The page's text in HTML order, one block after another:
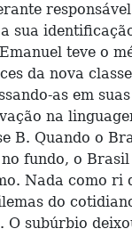
sua
teve o
da nova
as em
na
B. Quando o
fundo, o
Nada como ri
do
O subúrbio